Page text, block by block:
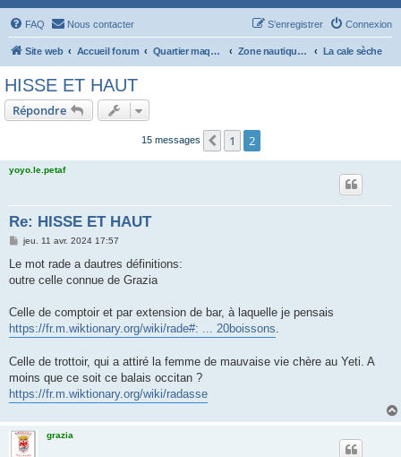
FAQ Nous contacter Connexion
S’enregistrer
Site web Accueil forum Quartier maquettiste Zone nautique : Scapa Flow La cale sèche
HISSE ET HAUT
Répondre
15 messages Précédente
1 2
yoyo.le.petaf
Re: HISSE ET HAUT
M
s
a
jeu. 11 avr. 2024 17:57
Le mot rade a dautres définitions:
outre celle connue de Grazia
Celle de comptoir et par extension de bar, à laquelle je pensais
https://fr.m.wiktionary.org/wiki/rade#: ... 20boissons.
Celle de trottoir, qui a attiré la femme de mauvaise vie chère au Yeti. A
moins que ce soit ce balais occitan ?
https://fr.m.wiktionary.org/wiki/radasse
grazia